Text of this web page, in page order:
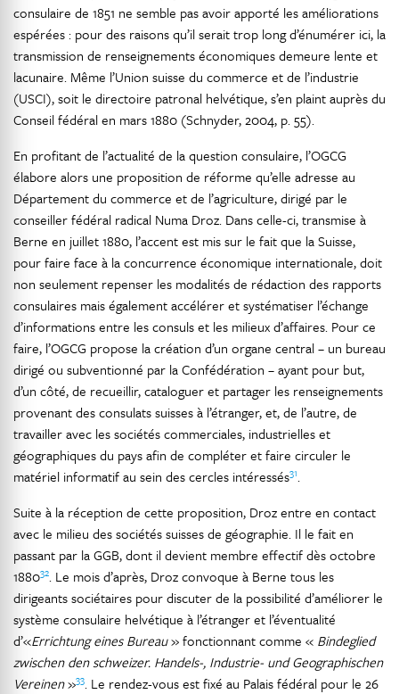
consulaire de 1851 ne semble pas avoir apporté les améliorations
espérées : pour des raisons qu’il serait trop long d’énumérer ici, la
transmission de renseignements économiques demeure lente et
lacunaire. Même l’Union suisse du commerce et de l’industrie
(USCI), soit le directoire patronal helvétique, s’en plaint auprès du
Conseil fédéral en mars 1880 (Schnyder, 2004, p. 55).
En profitant de l’actualité de la question consulaire, l’OGCG
élabore alors une proposition de réforme qu’elle adresse au
Département du commerce et de l’agriculture, dirigé par le
conseiller fédéral radical Numa Droz. Dans celle-ci, transmise à
Berne en juillet 1880, l’accent est mis sur le fait que la Suisse,
pour faire face à la concurrence économique internationale, doit
non seulement repenser les modalités de rédaction des rapports
consulaires mais également accélérer et systématiser l’échange
d’informations entre les consuls et les milieux d’affaires. Pour ce
faire, l’OGCG propose la création d’un organe central – un bureau
dirigé ou subventionné par la Confédération – ayant pour but,
d’un côté, de recueillir, cataloguer et partager les renseignements
provenant des consulats suisses à l’étranger, et, de l’autre, de
travailler avec les sociétés commerciales, industrielles et
géographiques du pays afin de compléter et faire circuler le
matériel informatif au sein des cercles intéressés31.
Suite à la réception de cette proposition, Droz entre en contact
avec le milieu des sociétés suisses de géographie. Il le fait en
passant par la GGB, dont il devient membre effectif dès octobre
188032. Le mois d’après, Droz convoque à Berne tous les
dirigeants sociétaires pour discuter de la possibilité d’améliorer le
système consulaire helvétique à l’étranger et l’éventualité
d’«Errichtung eines Bureau» fonctionnant comme « Bindeglied
zwischen den schweizer. Handels-, Industrie- und Geographischen
Vereinen»33. Le rendez-vous est fixé au Palais fédéral pour le 26